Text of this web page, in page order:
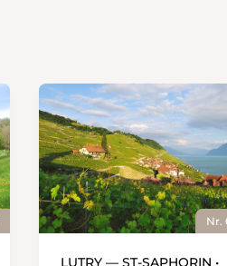
Nr.
LUTRY — ST-SAPHORIN •